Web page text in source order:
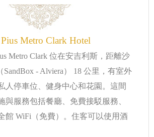
Pius Metro Clark Hotel
Metro Clark 位在安吉利斯，距離沙
SandBox - Alviera） 18 公里，有室外
人停車位、健身中心和花園。這間
與服務包括餐廳、免費接駁服務、
館 WiFi（免費）。住客可以使用酒